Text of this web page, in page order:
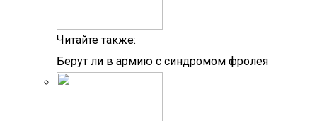
Читайте также:
Берут ли в армию с синдромом фролея